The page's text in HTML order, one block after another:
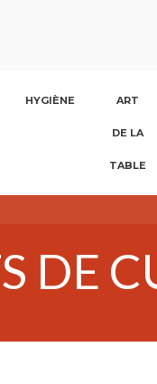
HYGIÈNE ART
DE LA
TABLE
DE